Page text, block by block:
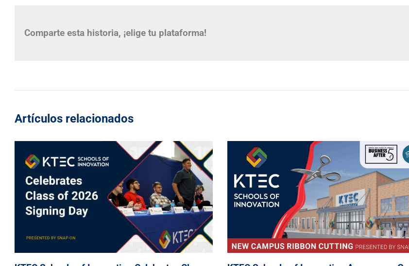
Comparte esta historia, ¡elige tu plataforma!
Artículos relacionados